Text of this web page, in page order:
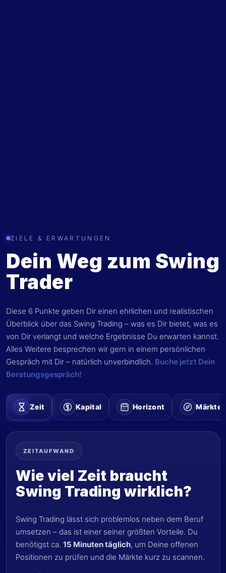
ZIELE & ERWARTUNGEN
Dein Weg zum Swing
Trader
Diese 6 Punkte geben Dir einen ehrlichen und realistischen
Überblick über das Swing Trading – was es Dir bietet, was es
von Dir verlangt und welche Ergebnisse Du erwarten kannst.
Alles Weitere besprechen wir gern in einem persönlichen
Gespräch mit Dir – natürlich unverbindlich. Buche jetzt Dein
Beratungsgespräch!
Zeit Kapital Horizont Märkte
ZEITAUFWAND
Wie viel Zeit braucht
Swing Trading wirklich?
Swing Trading lässt sich problemlos neben dem Beruf
umsetzen – das ist einer seiner größten Vorteile. Du
benötigst ca. 15 Minuten täglich, um Deine offenen
Positionen zu prüfen und die Märkte kurz zu scannen.